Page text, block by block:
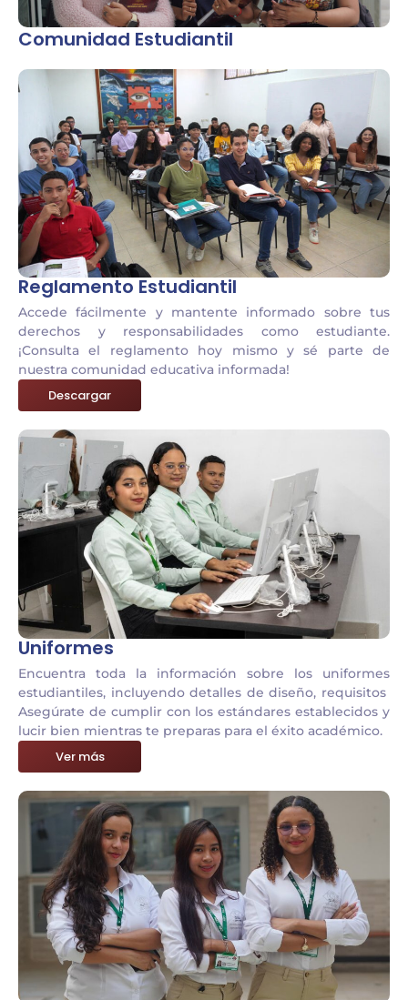
Comunidad Estudiantil
Reglamento Estudiantil
Accede fácilmente y mantente informado sobre tus
derechos y responsabilidades como estudiante.
¡Consulta el reglamento hoy mismo y sé parte de
nuestra comunidad educativa informada!
Descargar
Uniformes
Encuentra toda la información sobre los uniformes
estudiantiles, incluyendo detalles de diseño, requisitos
Asegúrate de cumplir con los estándares establecidos y
lucir bien mientras te preparas para el éxito académico.
Ver más